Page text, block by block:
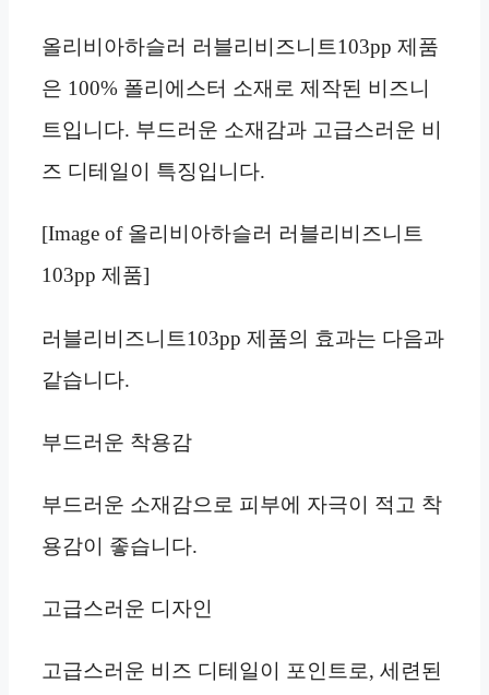
올리비아하슬러 러블리비즈니트103pp 제품
은 100% 폴리에스터 소재로 제작된 비즈니
트입니다. 부드러운 소재감과 고급스러운 비
즈 디테일이 특징입니다.
[Image of 올리비아하슬러 러블리비즈니트
103pp 제품]
러블리비즈니트103pp 제품의 효과는 다음과
같습니다.
부드러운 착용감
부드러운 소재감으로 피부에 자극이 적고 착
용감이 좋습니다.
고급스러운 디자인
고급스러운 비즈 디테일이 포인트로, 세련된